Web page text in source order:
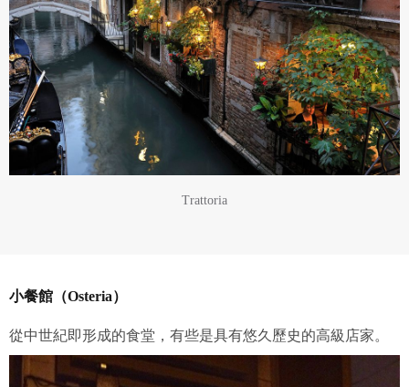
Trattoria
小餐館（Osteria）
從中世紀即形成的食堂，有些是具有悠久歷史的高級店家。